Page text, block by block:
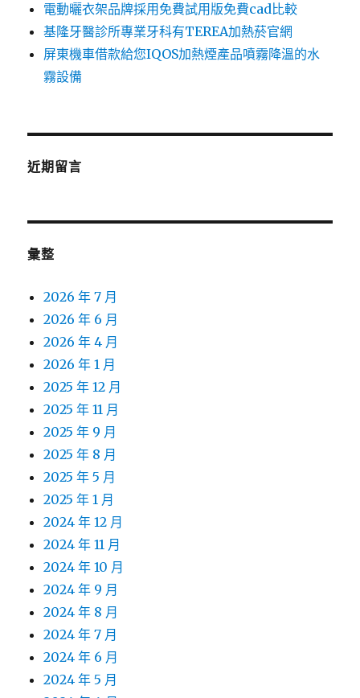
電動曬衣架品牌採用免費試用版免費cad比較
基隆牙醫診所專業牙科有TEREA加熱菸官網
屏東機車借款給您IQOS加熱煙產品噴霧降溫的水
霧設備
近期留言
彙整
2026 年 7 月
2026 年 6 月
2026 年 4 月
2026 年 1 月
2025 年 12 月
2025 年 11 月
2025 年 9 月
2025 年 8 月
2025 年 5 月
2025 年 1 月
2024 年 12 月
2024 年 11 月
2024 年 10 月
2024 年 9 月
2024 年 8 月
2024 年 7 月
2024 年 6 月
2024 年 5 月